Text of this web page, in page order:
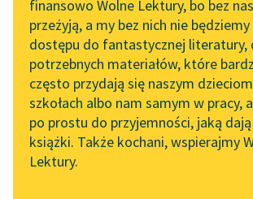
Zapraszamy na spotkanie
online z tłumaczkami
literatury skandynawskiej
Spotkanie z Katarzyną
Tunkiel w Oslo
102. lata temu zmarł
Joseph Conrad
API
OAI-PMH
Widget
Przypisy
finansowo Wolne Lektury, bo bez
przeżyją, a my bez nich nie
dostępu do fantastycznej literatury,
potrzebnych materiałów, które
często przydają się naszym
szkołach albo nam samym w pracy,
po prostu do przyjemności, jaką
książki. Także kochani, wspierajmy
Lektury.
Potok
Nad
Tam ja z
Słodkie
wieczory.
Noc...